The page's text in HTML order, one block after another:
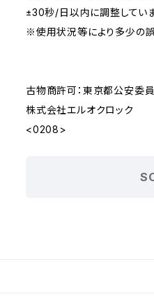
±30秒/日以内に調整していま
※使用状況等により多少の
古物商許可：東京都公安
株式会社エルオクロック
<0208>